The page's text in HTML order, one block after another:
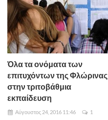
Όλα τα ονόματα των
επιτυχόντων της Φλώρινας
στην τριτοβάθμια
εκπαίδευση
Αύγουστος 24, 2016 11:46 1